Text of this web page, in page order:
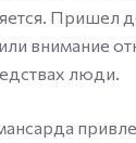
Пришел
внимание
люди.